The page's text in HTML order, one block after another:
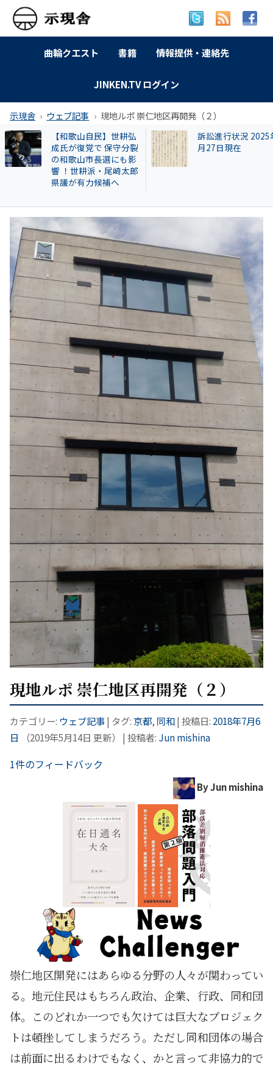
曲輪クエスト 書籍 情報提供・連絡先
JINKEN.TV ログイン
示現舎 ウェブ記事 現地ルポ 崇仁地区再開発（２）
【和歌山自民】世耕弘
成氏が復党で 保守分裂
の和歌山市長選にも影
響 ！世耕派・尾崎太郎
県議が有力候補へ
訴訟進行状況 2025
月27日現在
現地ルポ 崇仁地区再開発（２）
カテゴリー: ウェブ記事| タグ: 京都, 同和| 投稿日: 2018年7月6
日
（2019年5月14日 更新） | 投稿者: Jun mishina
1件のフィードバック
By Jun mishina
崇仁地区開発にはあらゆる分野の人々が関わってい
る。地元住民はもちろん政治、企業、行政、同和団
体。このどれか一つでも欠けては巨大なプロジェク
トは頓挫してしまうだろう。ただし同和団体の場合
は前面に出るわけでもなく、かと言って非協力的で